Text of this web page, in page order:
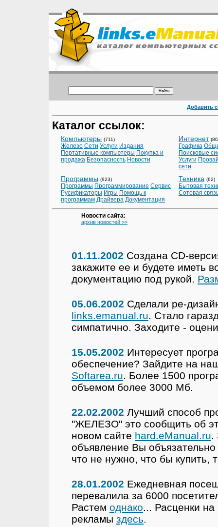
Добавить
Каталог ссылок:
Компьютеры (711)
Железо Сети Услуги Издания
Портативные компьютеры Покупка и
продажа Безопасность Новости
Интернет
Графика
Поисковые
Услуги
сети
Программы (923)
Программы Программирование Сервис
Русификаторы Игры Помощь к
программам Драйвера Документация
Техника (62)
Бытовая
Сотовая
Новости сайта:
архив новостей >>
01.11.2002 Создана CD-
закажите ее и будете иметь
документацию под рукой.
05.06.2002 Сделали ре-
links.emanual.ru. Стало
симпатично. Заходите -
15.05.2002 Интересует
обеспечение? Зайдите на
Softarea.ru. Более 1500
объемом более 3000 Мб.
22.02.2002 Лучший способ
"ЖЕЛЕЗО" это сообщить об
новом сайте hard.eManual.ru.
объявление Вы
что не нужно, что бы купить,
28.01.2002 Ежедневная
перевалила за 6000
Растем однако... Расценки
рекламы здесь.